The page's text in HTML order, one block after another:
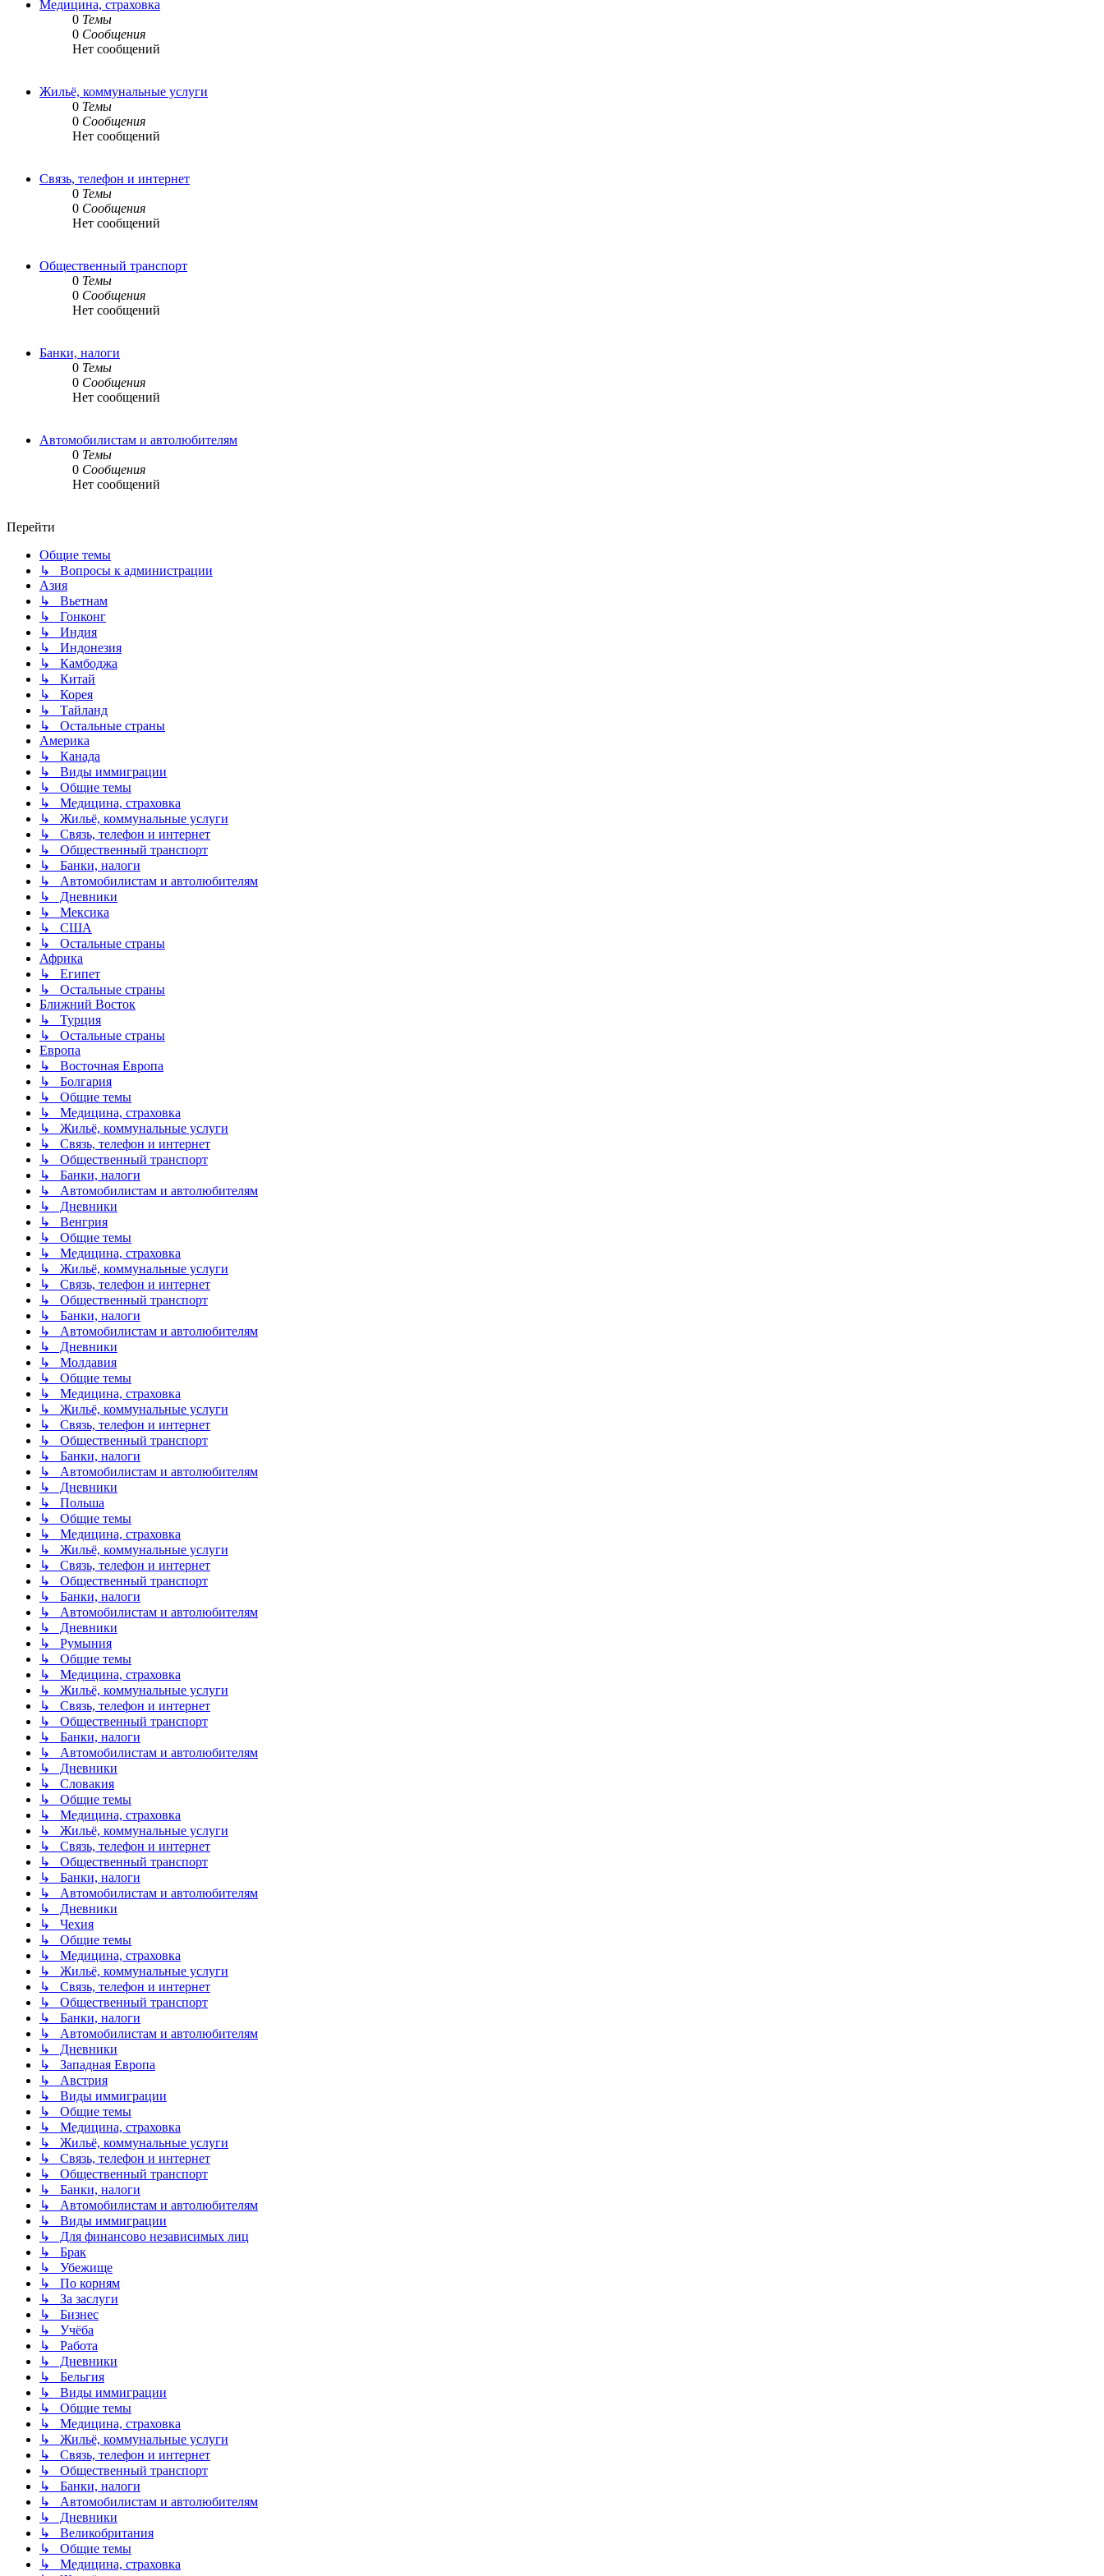
Медицина, страховка
0 Темы
0 Сообщения
Нет сообщений
Жильё, коммунальные услуги
0 Темы
0 Сообщения
Нет сообщений
Связь, телефон и интернет
0 Темы
0 Сообщения
Нет сообщений
Общественный транспорт
0 Темы
0 Сообщения
Нет сообщений
Банки, налоги
0 Темы
0 Сообщения
Нет сообщений
Автомобилистам и автолюбителям
0 Темы
0 Сообщения
Нет сообщений
Перейти
Общие темы
↳ Вопросы к администрации
Азия
↳ Вьетнам
↳ Гонконг
↳ Индия
↳ Индонезия
↳ Камбоджа
↳ Китай
↳ Корея
↳ Тайланд
↳ Остальные страны
Америка
↳ Канада
↳ Виды иммиграции
↳ Общие темы
↳ Медицина, страховка
↳ Жильё, коммунальные услуги
↳ Связь, телефон и интернет
↳ Общественный транспорт
↳ Банки, налоги
↳ Автомобилистам и автолюбителям
↳ Дневники
↳ Мексика
↳ США
↳ Остальные страны
Африка
↳ Египет
↳ Остальные страны
Ближний Восток
↳ Турция
↳ Остальные страны
Европа
↳ Восточная Европа
↳ Болгария
↳ Общие темы
↳ Медицина, страховка
↳ Жильё, коммунальные услуги
↳ Связь, телефон и интернет
↳ Общественный транспорт
↳ Банки, налоги
↳ Автомобилистам и автолюбителям
↳ Дневники
↳ Венгрия
↳ Общие темы
↳ Медицина, страховка
↳ Жильё, коммунальные услуги
↳ Связь, телефон и интернет
↳ Общественный транспорт
↳ Банки, налоги
↳ Автомобилистам и автолюбителям
↳ Дневники
↳ Молдавия
↳ Общие темы
↳ Медицина, страховка
↳ Жильё, коммунальные услуги
↳ Связь, телефон и интернет
↳ Общественный транспорт
↳ Банки, налоги
↳ Автомобилистам и автолюбителям
↳ Дневники
↳ Польша
↳ Общие темы
↳ Медицина, страховка
↳ Жильё, коммунальные услуги
↳ Связь, телефон и интернет
↳ Общественный транспорт
↳ Банки, налоги
↳ Автомобилистам и автолюбителям
↳ Дневники
↳ Румыния
↳ Общие темы
↳ Медицина, страховка
↳ Жильё, коммунальные услуги
↳ Связь, телефон и интернет
↳ Общественный транспорт
↳ Банки, налоги
↳ Автомобилистам и автолюбителям
↳ Дневники
↳ Словакия
↳ Общие темы
↳ Медицина, страховка
↳ Жильё, коммунальные услуги
↳ Связь, телефон и интернет
↳ Общественный транспорт
↳ Банки, налоги
↳ Автомобилистам и автолюбителям
↳ Дневники
↳ Чехия
↳ Общие темы
↳ Медицина, страховка
↳ Жильё, коммунальные услуги
↳ Связь, телефон и интернет
↳ Общественный транспорт
↳ Банки, налоги
↳ Автомобилистам и автолюбителям
↳ Дневники
↳ Западная Европа
↳ Австрия
↳ Виды иммиграции
↳ Общие темы
↳ Медицина, страховка
↳ Жильё, коммунальные услуги
↳ Связь, телефон и интернет
↳ Общественный транспорт
↳ Банки, налоги
↳ Автомобилистам и автолюбителям
↳ Виды иммиграции
↳ Для финансово независимых лиц
↳ Брак
↳ Убежище
↳ По корням
↳ За заслуги
↳ Бизнес
↳ Учёба
↳ Работа
↳ Дневники
↳ Бельгия
↳ Виды иммиграции
↳ Общие темы
↳ Медицина, страховка
↳ Жильё, коммунальные услуги
↳ Связь, телефон и интернет
↳ Общественный транспорт
↳ Банки, налоги
↳ Автомобилистам и автолюбителям
↳ Дневники
↳ Великобритания
↳ Общие темы
↳ Медицина, страховка